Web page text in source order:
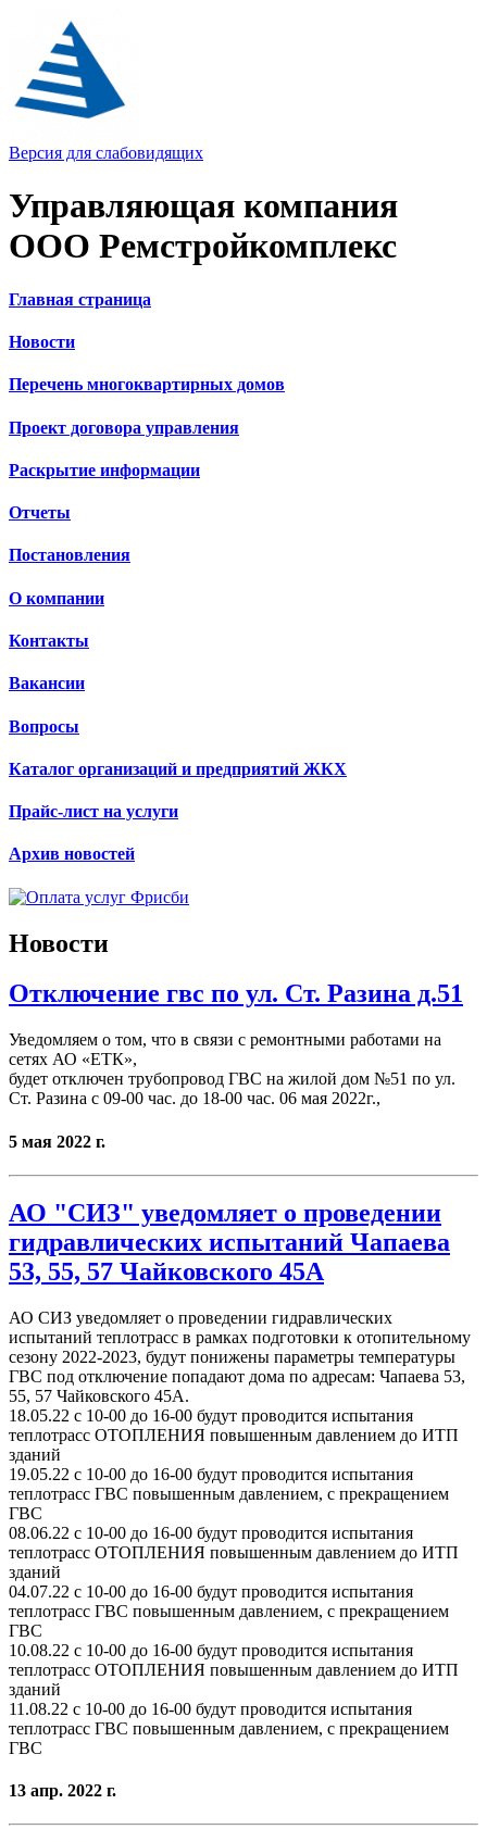
Версия для слабовидящих
Управляющая компания
ООО Ремстройкомплекс
Главная страница
Новости
Перечень многоквартирных домов
Проект договора управления
Раскрытие информации
Отчеты
Постановления
О компании
Контакты
Вакансии
Вопросы
Каталог организаций и предприятий ЖКХ
Прайс-лист на услуги
Архив новостей
Новости
Отключение гвс по ул. Ст. Разина д.51
Уведомляем о том, что в связи с ремонтными работами на
сетях АО «ЕТК»,
будет отключен трубопровод ГВС на жилой дом №51 по ул.
Ст. Разина с 09-00 час. до 18-00 час. 06 мая 2022г.,
5 мая 2022 г.
АО "СИЗ" уведомляет о проведении
гидравлических испытаний Чапаева
53, 55, 57 Чайковского 45А
АО СИЗ уведомляет о проведении гидравлических
испытаний теплотрасс в рамках подготовки к отопительному
сезону 2022-2023, будут понижены параметры температуры
ГВС под отключение попадают дома по адресам: Чапаева 53,
55, 57 Чайковского 45А.
18.05.22 с 10-00 до 16-00 будут проводится испытания
теплотрасс ОТОПЛЕНИЯ повышенным давлением до ИТП
зданий
19.05.22 с 10-00 до 16-00 будут проводится испытания
теплотрасс ГВС повышенным давлением, с прекращением
ГВС
08.06.22 с 10-00 до 16-00 будут проводится испытания
теплотрасс ОТОПЛЕНИЯ повышенным давлением до ИТП
зданий
04.07.22 с 10-00 до 16-00 будут проводится испытания
теплотрасс ГВС повышенным давлением, с прекращением
ГВС
10.08.22 с 10-00 до 16-00 будут проводится испытания
теплотрасс ОТОПЛЕНИЯ повышенным давлением до ИТП
зданий
11.08.22 с 10-00 до 16-00 будут проводится испытания
теплотрасс ГВС повышенным давлением, с прекращением
ГВС
13 апр. 2022 г.